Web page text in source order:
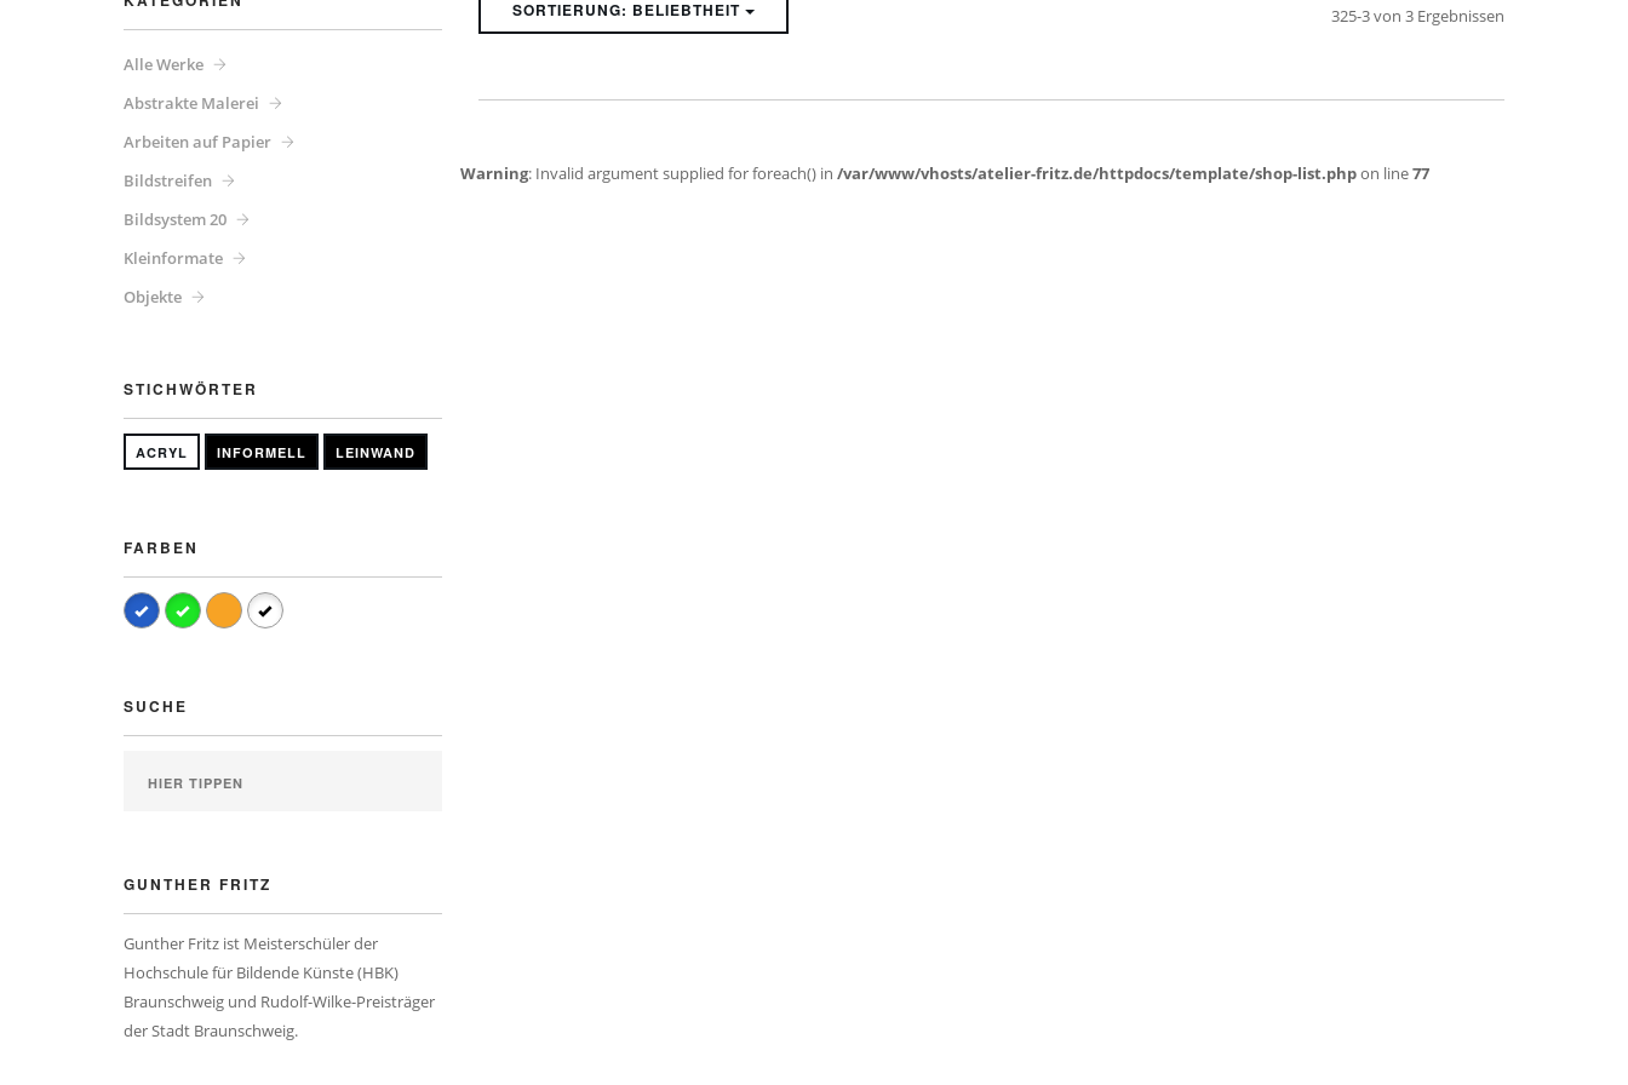
SORTIERUNG: BELIEBTHEIT 325-3 von 3 Ergebnissen
Warning: Invalid argument supplied for foreach() in /var/www/vhosts/atelier-fritz.de/httpdocs/template/shop-list.phpon line77
Alle Werke
Abstrakte Malerei
Arbeiten auf Papier
Bildstreifen
Bildsystem 20
Kleinformate
Objekte
STICHWÖRTER
ACRYL INFORMELL LEINWAND
FARBEN
SUCHE
GUNTHER FRITZ
Gunther Fritz ist Meisterschüler der
Hochschule für Bildende Künste (HBK)
Braunschweig und Rudolf-Wilke-Preisträger
der Stadt Braunschweig.